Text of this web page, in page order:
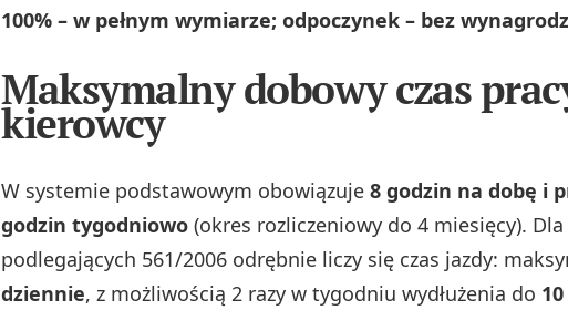
100% – w pełnym wymiarze; odpoczynek – bez
Maksymalny dobowy czas
kierowcy
W systemie podstawowym obowiązuje 8 godzin na dobę i
godzin tygodniowo (okres rozliczeniowy do 4 miesięcy).
podlegających 561/2006 odrębnie liczy się czas jazdy:
dziennie, z możliwością 2 razy w tygodniu wydłużenia do